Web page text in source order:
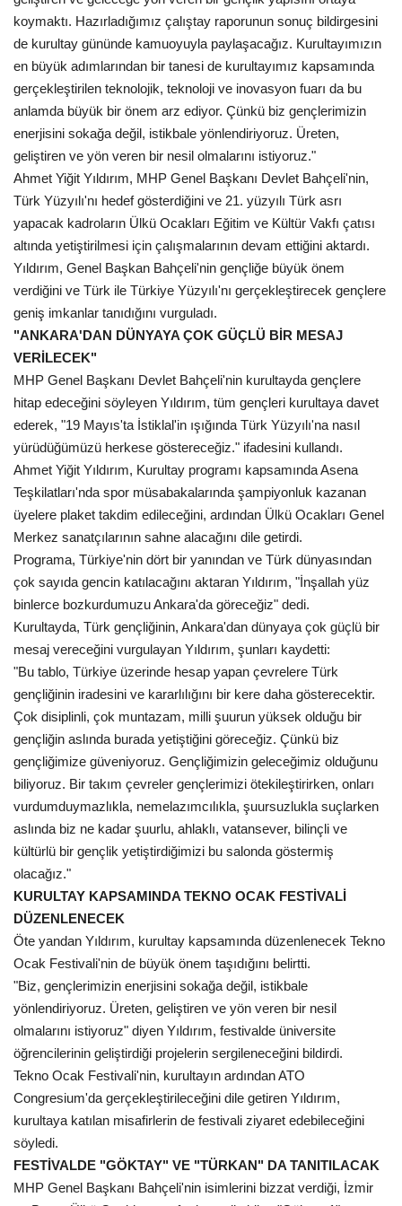
Kültür Sanat
koymaktı. Hazırladığımız çalıştay raporunun sonuç bildirgesini
de kurultay gününde kamuoyuyla paylaşacağız. Kurultayımızın
en büyük adımlarından bir tanesi de kurultayımız kapsamında
gerçekleştirilen teknolojik, teknoloji ve inovasyon fuarı da bu
anlamda büyük bir önem arz ediyor. Çünkü biz gençlerimizin
enerjisini sokağa değil, istikbale yönlendiriyoruz. Üreten,
geliştiren ve yön veren bir nesil olmalarını istiyoruz."
Ahmet Yiğit Yıldırım, MHP Genel Başkanı Devlet Bahçeli'nin,
Türk Yüzyılı'nı hedef gösterdiğini ve 21. yüzyılı Türk asrı
yapacak kadroların Ülkü Ocakları Eğitim ve Kültür Vakfı çatısı
altında yetiştirilmesi için çalışmalarının devam ettiğini aktardı.
Yıldırım, Genel Başkan Bahçeli'nin gençliğe büyük önem
verdiğini ve Türk ile Türkiye Yüzyılı'nı gerçekleştirecek gençlere
geniş imkanlar tanıdığını vurguladı.
"ANKARA'DAN DÜNYAYA ÇOK GÜÇLÜ BİR MESAJ
VERİLECEK"
MHP Genel Başkanı Devlet Bahçeli'nin kurultayda gençlere
hitap edeceğini söyleyen Yıldırım, tüm gençleri kurultaya davet
ederek, "19 Mayıs'ta İstiklal'in ışığında Türk Yüzyılı'na nasıl
yürüdüğümüzü herkese göstereceğiz." ifadesini kullandı.
Ahmet Yiğit Yıldırım, Kurultay programı kapsamında Asena
Teşkilatları'nda spor müsabakalarında şampiyonluk kazanan
üyelere plaket takdim edileceğini, ardından Ülkü Ocakları Genel
Merkez sanatçılarının sahne alacağını dile getirdi.
Programa, Türkiye'nin dört bir yanından ve Türk dünyasından
çok sayıda gencin katılacağını aktaran Yıldırım, "İnşallah yüz
binlerce bozkurdumuzu Ankara'da göreceğiz" dedi.
Kurultayda, Türk gençliğinin, Ankara'dan dünyaya çok güçlü bir
mesaj vereceğini vurgulayan Yıldırım, şunları kaydetti:
"Bu tablo, Türkiye üzerinde hesap yapan çevrelere Türk
gençliğinin iradesini ve kararlılığını bir kere daha gösterecektir.
Çok disiplinli, çok muntazam, milli şuurun yüksek olduğu bir
gençliğin aslında burada yetiştiğini göreceğiz. Çünkü biz
gençliğimize güveniyoruz. Gençliğimizin geleceğimiz olduğunu
biliyoruz. Bir takım çevreler gençlerimizi ötekileştirirken, onları
vurdumduymazlıkla, nemelazımcılıkla, şuursuzlukla suçlarken
aslında biz ne kadar şuurlu, ahlaklı, vatansever, bilinçli ve
kültürlü bir gençlik yetiştirdiğimizi bu salonda göstermiş
olacağız."
KURULTAY KAPSAMINDA TEKNO OCAK FESTİVALİ
DÜZENLENECEK
Öte yandan Yıldırım, kurultay kapsamında düzenlenecek Tekno
Ocak Festivali'nin de büyük önem taşıdığını belirtti.
"Biz, gençlerimizin enerjisini sokağa değil, istikbale
yönlendiriyoruz. Üreten, geliştiren ve yön veren bir nesil
olmalarını istiyoruz" diyen Yıldırım, festivalde üniversite
öğrencilerinin geliştirdiği projelerin sergileneceğini bildirdi.
Tekno Ocak Festivali'nin, kurultayın ardından ATO
Congresium'da gerçekleştirileceğini dile getiren Yıldırım,
kurultaya katılan misafirlerin de festivali ziyaret edebileceğini
söyledi.
FESTİVALDE "GÖKTAY" VE "TÜRKAN" DA TANITILACAK
MHP Genel Başkanı Bahçeli'nin isimlerini bizzat verdiği, İzmir